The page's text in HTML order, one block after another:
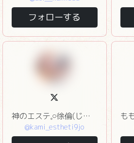
フォローする
神のエステ𓈒𓏸徐倫(じょりーん)※日本人セラピストです
@kami_estheti9jo